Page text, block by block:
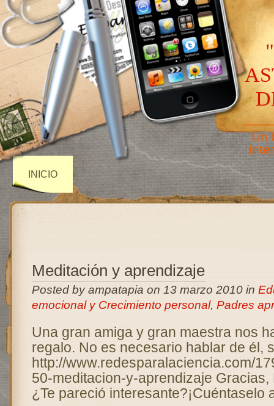
Un
INICIO
Meditación y aprendizaje
Posted by ampatapia on 13 marzo 2010 in
emocional y Crecimiento personal, Padres
Una gran amiga y gran maestra nos
regalo. No es necesario hablar de él,
http://www.redesparalaciencia.com/
50-meditacion-y-aprendizaje Gracias,
¿Te pareció interesante?¡Cuéntaselo